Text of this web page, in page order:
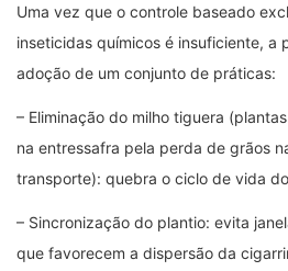
Uma vez que o controle baseado
inseticidas químicos é insuficiente, a
adoção de um conjunto de práticas:
– Eliminação do milho tiguera
na entressafra pela perda de grãos
transporte): quebra o ciclo de vida
– Sincronização do plantio: evita
que favorecem a dispersão da